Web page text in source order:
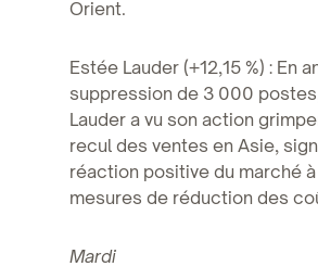
Orient.
Estée Lauder (+12,15 %) : En
suppression de 3 000
Lauder a vu son action
recul des ventes en Asie,
réaction positive du marché
mesures de réduction des
Mardi